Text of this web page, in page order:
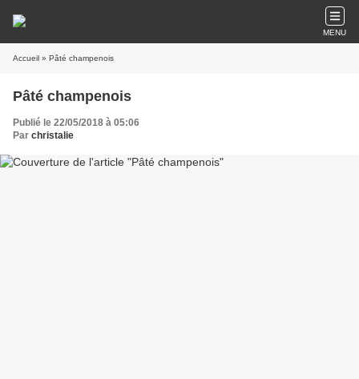
MENU
Accueil » Pâté champenois
Pâté champenois
Publié le 22/05/2018 à 05:06
Par christalie